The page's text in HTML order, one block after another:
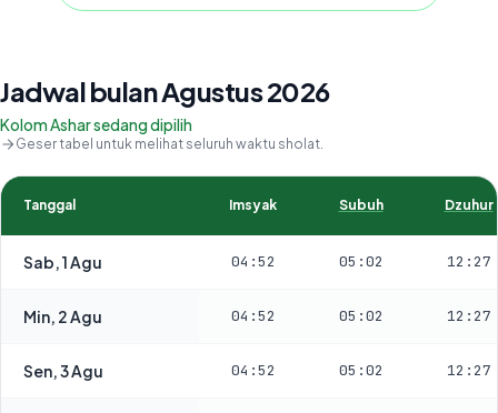
Jadwal bulan Agustus 2026
Kolom Ashar sedang dipilih
Geser tabel untuk melihat seluruh waktu sholat.
Tanggal Imsyak Subuh Dzuhur
Sab, 1 Agu 04:52 05:02 12:27
Min, 2 Agu 04:52 05:02 12:27
Sen, 3 Agu 04:52 05:02 12:27